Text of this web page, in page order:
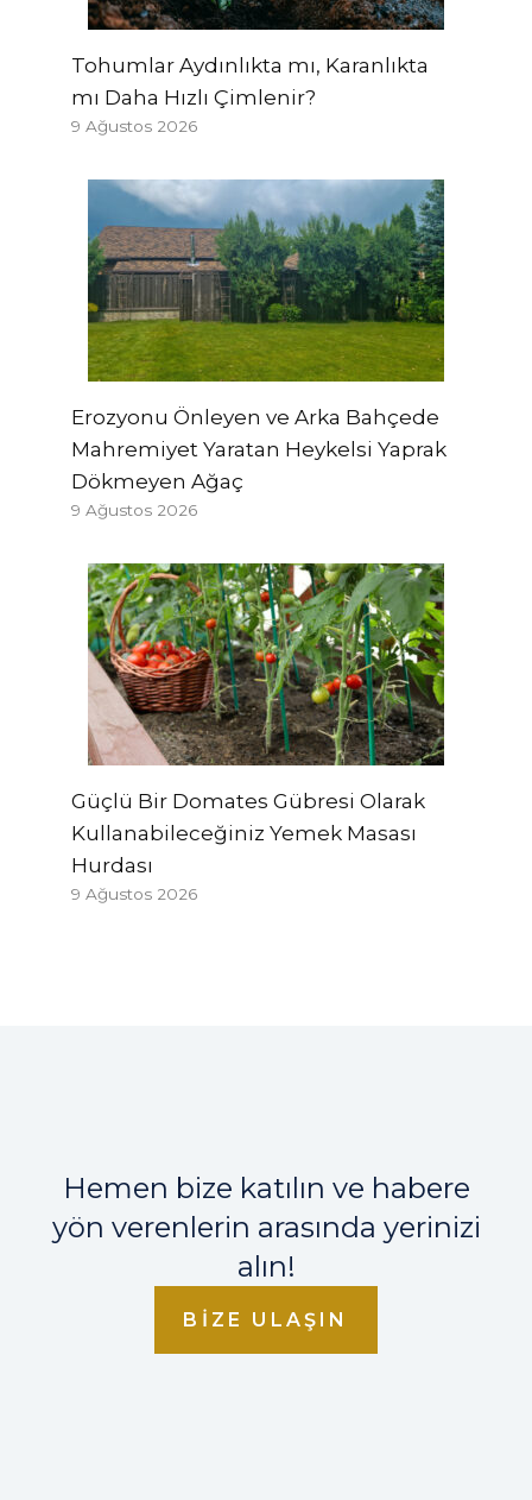
Tohumlar Aydınlıkta mı, Karanlıkta
mı Daha Hızlı Çimlenir?
9 Ağustos 2026
Erozyonu Önleyen ve Arka Bahçede
Mahremiyet Yaratan Heykelsi Yaprak
Dökmeyen Ağaç
9 Ağustos 2026
Güçlü Bir Domates Gübresi Olarak
Kullanabileceğiniz Yemek Masası
Hurdası
9 Ağustos 2026
Hemen bize katılın ve habere
yön verenlerin arasında yerinizi
alın!
BIZE ULAŞIN